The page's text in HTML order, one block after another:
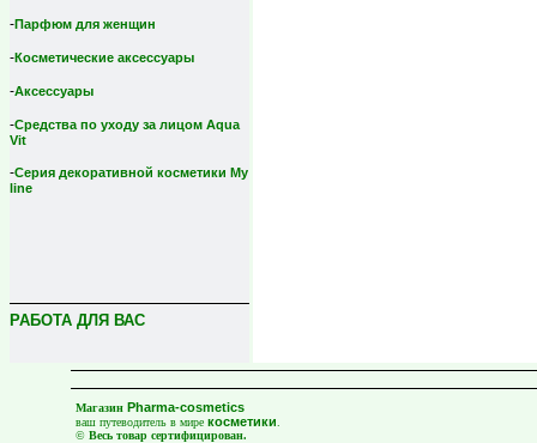
-Парфюм для женщин
-Косметические аксессуары
-Аксессуары
-Средства по уходу за лицом Aqua
Vit
-Серия декоративной косметики My
line
РАБОТА ДЛЯ ВАС
Магазин Pharma-cosmetics
ваш путеводитель в мире косметики
© Весь товар сертифицирован.